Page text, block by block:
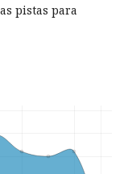
pistas para